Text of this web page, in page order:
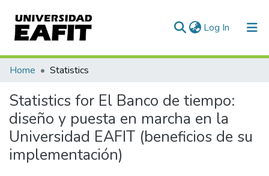
Log In (current)
Communities & Collections
All of DSpace
Home Statistics
Statistics for El Banco de tiempo:
diseño y puesta en marcha en la
Universidad EAFIT (beneficios de su
implementación)